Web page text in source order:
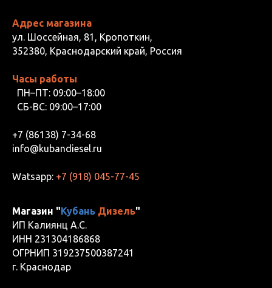
Адрес магазина
ул. Шоссейная, 81, Кропоткин,
352380, Краснодарский край, Россия
Часы работы
ПН–ПТ: 09:00–18:00
СБ-ВС: 09:00–17:00
+7 (86138) 7-34-68
info@kubandiesel.ru
Watsapp: +7 (918) 045-77-45
Магазин "Кубань Дизель"
ИП Калиянц А.С.
ИНН 231304186868
ОГРНИП 319237500387241
г. Краснодар